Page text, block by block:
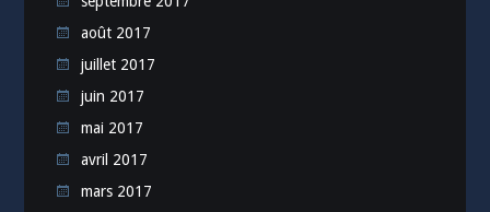
août 2017
juillet 2017
juin 2017
mai 2017
avril 2017
mars 2017